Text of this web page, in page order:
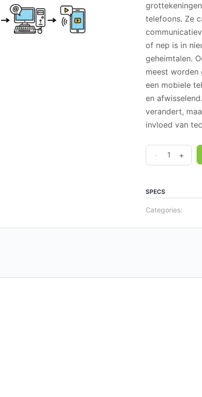
telefoons. Ze
of nep is in
geheimtalen.
meest worden
een mobiele
en
verandert,
invloed van
Verandering
-
Communicatie
- +
SPECS
Categories: